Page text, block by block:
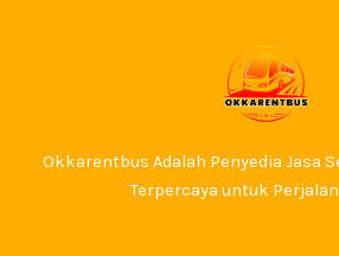
Okkarentbus Adalah Penyedia Jasa
Terpercaya untuk